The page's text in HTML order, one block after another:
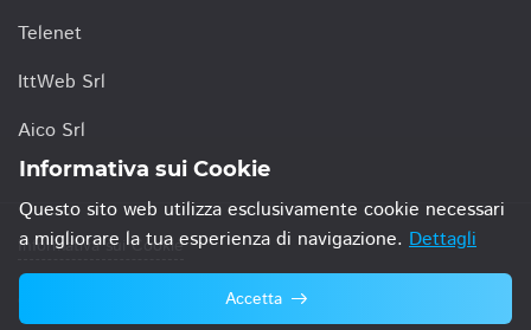
Telenet
IttWeb Srl
Aico Srl
Informativa sui Cookie
© 2021 TIM San Marino S.p.A.
Informativa sui Cookie
Questo sito web utilizza esclusivamente cookie necessari
a migliorare la tua esperienza di navigazione. Dettagli
Accetta